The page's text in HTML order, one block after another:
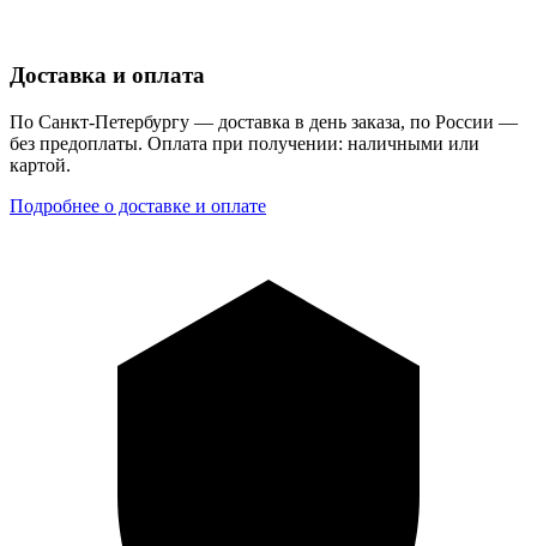
Доставка и оплата
По Санкт-Петербургу — доставка в день заказа, по России —
без предоплаты. Оплата при получении: наличными или
картой.
Подробнее о доставке и оплате